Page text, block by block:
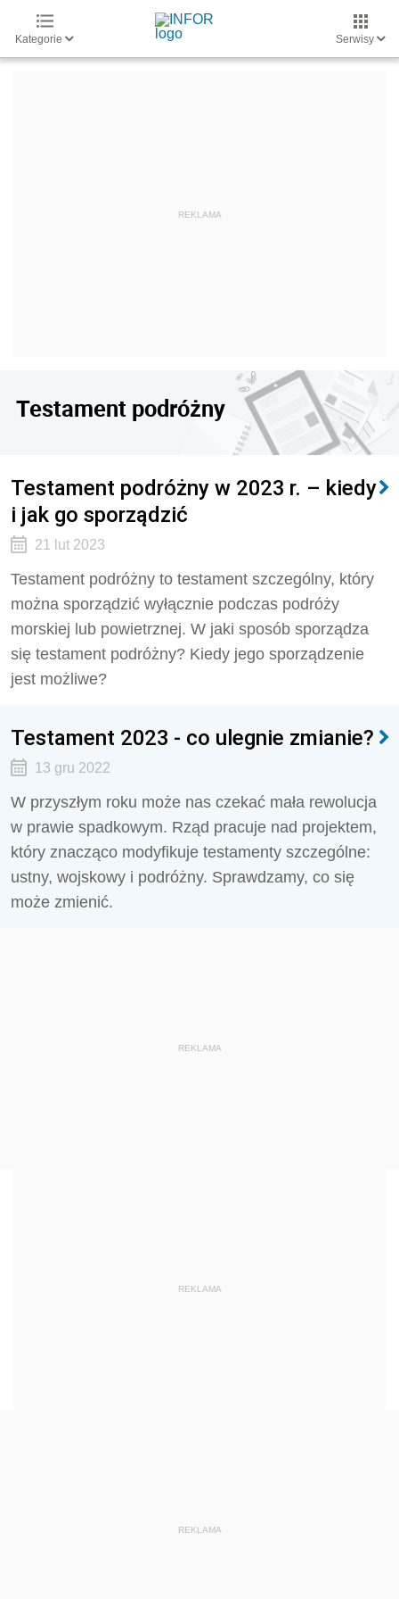
Kategorie Serwisy
Testament podróżny
Testament podróżny w 2023 r. – kiedy
i jak go sporządzić
21 lut 2023
Testament podróżny to testament szczególny, który
można sporządzić wyłącznie podczas podróży
morskiej lub powietrznej. W jaki sposób sporządza
się testament podróżny? Kiedy jego sporządzenie
jest możliwe?
Testament 2023 - co ulegnie zmianie?
13 gru 2022
W przyszłym roku może nas czekać mała rewolucja
w prawie spadkowym. Rząd pracuje nad projektem,
który znacząco modyfikuje testamenty szczególne:
ustny, wojskowy i podróżny. Sprawdzamy, co się
może zmienić.
REKLAMA
REKLAMA
REKLAMA